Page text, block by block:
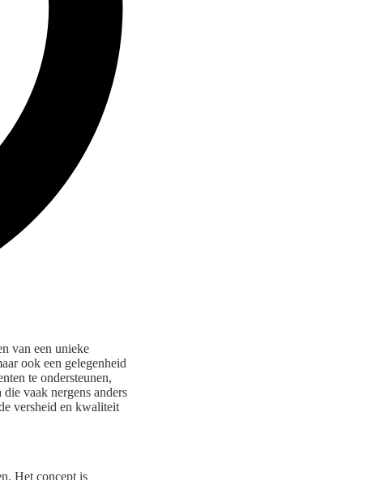
van een unieke
ook een gelegenheid
te ondersteunen,
die vaak nergens anders
versheid en kwaliteit
Het concept is